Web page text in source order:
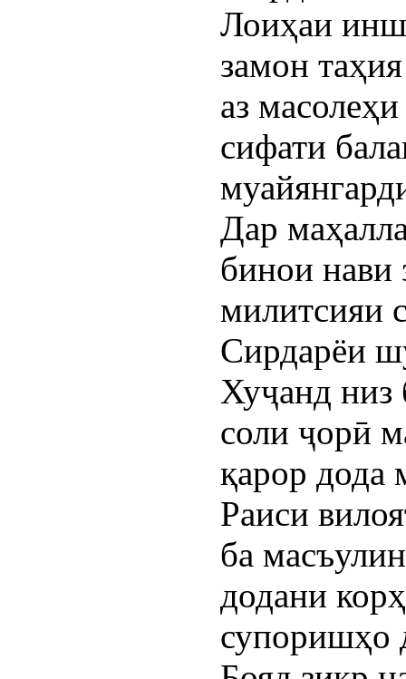
Лоиҳаи
замон
аз
сифати
Дар
бинои нави
милитсияи
Сирдарёи
Хуҷанд низ
соли ҷорӣ
қарор дода
Раиси
ба
додани
супоришҳо